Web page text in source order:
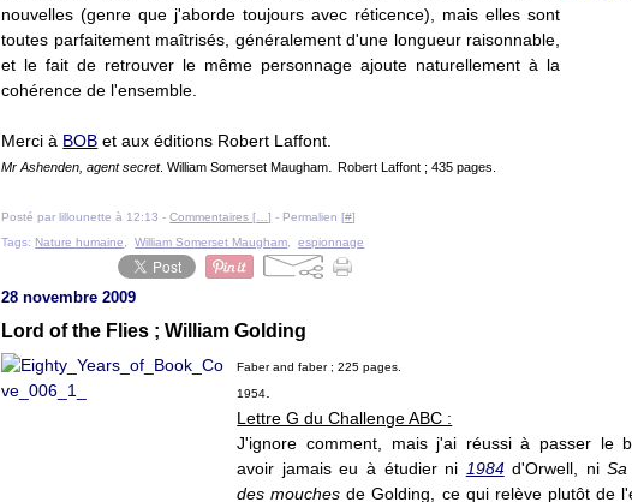
nouvelles (genre que j'aborde toujours avec réticence), mais elles sont
toutes parfaitement maîtrisés, généralement d'une longueur raisonnable,
et le fait de retrouver le même personnage ajoute naturellement à la
cohérence de l'ensemble.
Merci à BOB et aux éditions Robert Laffont.
Mr Ashenden, agent secret. William Somerset Maugham.Robert Laffont ; 435 pages.
Posté par lillounette à 12:13 -Commentaires [ …] - Permalien [#]
Tags: Nature humaine ,William Somerset Maugham ,espionnage
28 novembre 2009
Lord of the Flies ; William Golding
Faber and faber ; 225 pages.
1954
Lettre G du Challenge ABC :
J'ignore comment, mais j'ai réussi à passer le
avoir jamais eu à étudier ni 1984d'Orwell, ni
des mouches de Golding, ce qui relève plutôt de